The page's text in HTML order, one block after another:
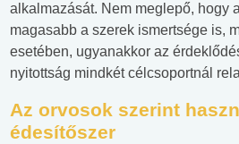
alkalmazását. Nem meglepő, hogy
magasabb a szerek ismertsége is,
esetében, ugyanakkor az
nyitottság mindkét célcsoportnál
Az orvosok szerint
édesítőszer